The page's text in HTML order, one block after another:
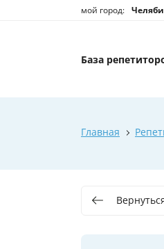
мой город:
База
Главная